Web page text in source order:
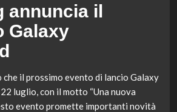
annuncia il
Galaxy
che il prossimo evento di lancio Galaxy
luglio, con il motto “Una nuova
evento promette importanti novità